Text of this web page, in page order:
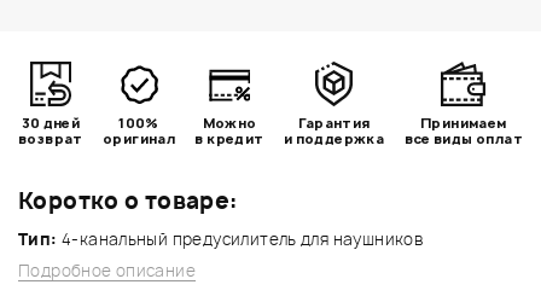
Коротко о товаре:
Тип: 4-канальный предусилитель для наушников
Подробное описание
30 дней
возврат
100%
оригинал
Можно
в кредит
Гарантия
и поддержка
Принимаем
все виды оплат